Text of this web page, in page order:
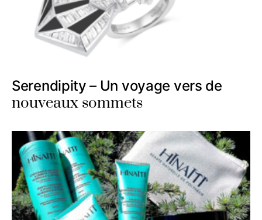
Serendipity – Un voyage vers de
nouveaux sommets